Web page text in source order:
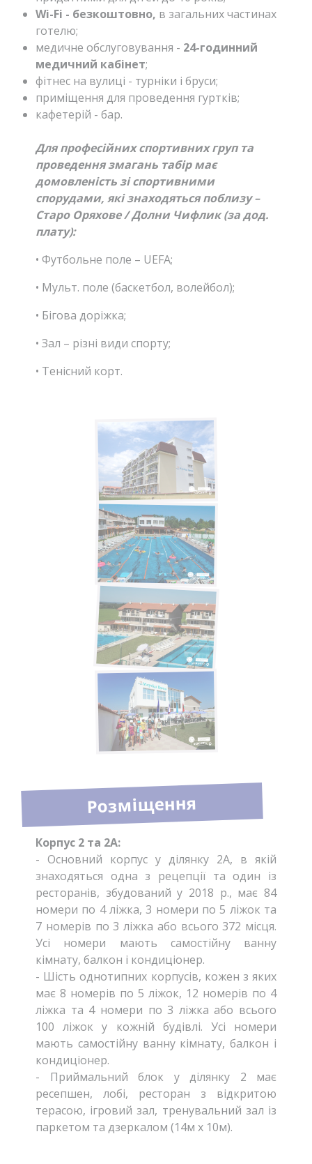
Wi-Fi - безкоштовно, в загальних частинах
готелю;
медичне обслуговування - 24-годинний
медичний кабінет;
фітнес на вулиці - турніки і бруси;
приміщення для проведення гуртків;
кафетерій - бар.
Для професійних спортивних груп та
проведення змагань табір має
домовленість зі спортивними
спорудами, які знаходяться поблизу –
Старо Оряхове / Долни Чифлик (за дод.
плату):
• Футбольне поле – UEFA;
• Мульт. поле (баскетбол, волейбол);
• Бігова доріжка;
• Зал – різні види спорту;
• Тенісний корт.
Розміщення
Корпус 2 та 2А:
- Основний корпус у ділянку 2А, в якій
знаходяться одна з рецепції та один із
ресторанів, збудований у 2018 р., має 84
номери по 4 ліжка, 3 номери по 5 ліжок та
7 номерів по 3 ліжка або всього 372 місця.
Усі номери мають самостійну ванну
кімнату, балкон і кондиціонер.
- Шість однотипних корпусів, кожен з яких
має 8 номерів по 5 ліжок, 12 номерів по 4
ліжка та 4 номери по 3 ліжка або всього
100 ліжок у кожній будівлі. Усі номери
мають самостійну ванну кімнату, балкон і
кондиціонер.
- Приймальний блок у ділянку 2 має
ресепшен, лобі, ресторан з відкритою
терасою, ігровий зал, тренувальний зал із
паркетом та дзеркалом (14м х 10м).